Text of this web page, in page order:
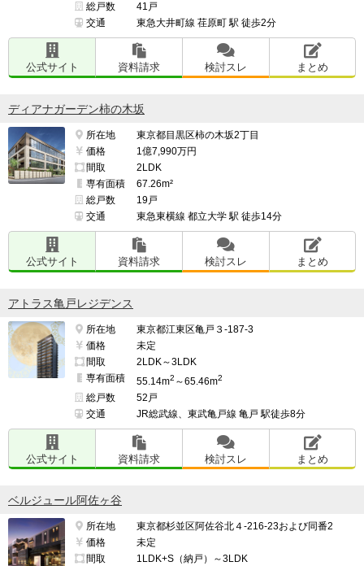
総戸数
41戸
交通
東急大井町線 荏原町 駅 徒歩2分
公式サイト 資料請求 検討スレ まとめ
ディアナガーデン柿の木坂
所在地
東京都目黒区柿の木坂2丁目
価格
1億7,990万円
間取
2LDK
専有面積
67.26m²
総戸数
19戸
交通
東急東横線 都立大学 駅 徒歩14分
公式サイト 資料請求 検討スレ まとめ
アトラス亀戸レジデンス
所在地
東京都江東区亀戸３-187-3
価格
未定
間取
2LDK～3LDK
専有面積
55.14m2 ～65.46m2
総戸数
52戸
交通
JR総武線、東武亀戸線 亀戸 駅徒歩8分
公式サイト 資料請求 検討スレ まとめ
ベルジュール阿佐ヶ谷
所在地
東京都杉並区阿佐谷北４-216-23および同番2
価格
未定
間取
1LDK+S（納戸）～3LDK